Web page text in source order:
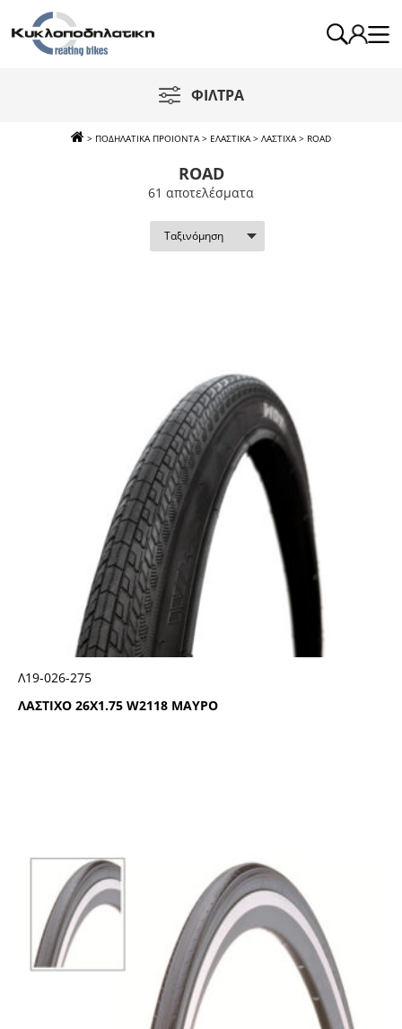
ΦΙΛΤΡΑ
> ΠΟΔΗΛΑΤΙΚΑ ΠΡΟΙΟΝΤΑ > ΕΛΑΣΤΙΚΑ > ΛΑΣΤΙΧΑ > ROAD
ROAD
61 απoτελέσματα
ΛΑΣΤΙΧΟ 26Χ1.75 W2118 ΜΑΥΡΟ
Λ19-026-275